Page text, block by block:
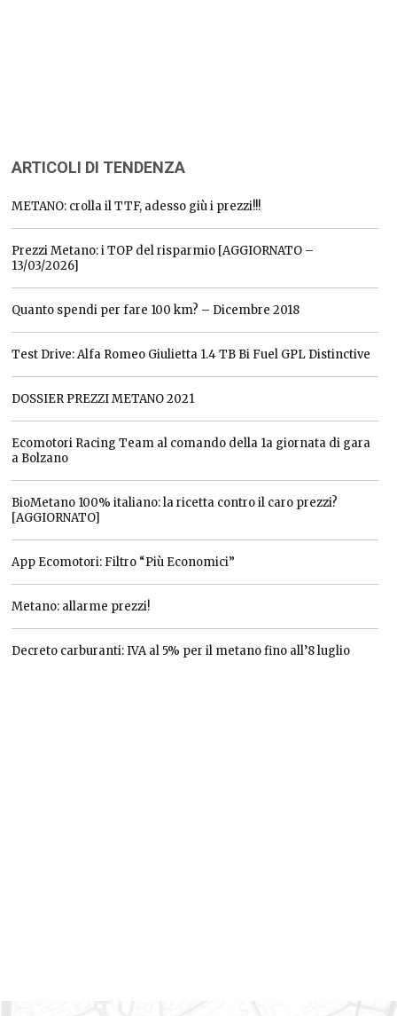
ARTICOLI DI TENDENZA
METANO: crolla il TTF, adesso giù i prezzi!!!
Prezzi Metano: i TOP del risparmio [AGGIORNATO –
13/03/2026]
Quanto spendi per fare 100 km? – Dicembre 2018
Test Drive: Alfa Romeo Giulietta 1.4 TB Bi Fuel GPL Distinctive
DOSSIER PREZZI METANO 2021
Ecomotori Racing Team al comando della 1a giornata di gara
a Bolzano
BioMetano 100% italiano: la ricetta contro il caro prezzi?
[AGGIORNATO]
App Ecomotori: Filtro “Più Economici”
Metano: allarme prezzi!
Decreto carburanti: IVA al 5% per il metano fino all’8 luglio